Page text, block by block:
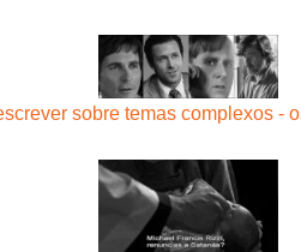
sobre temas complexos -